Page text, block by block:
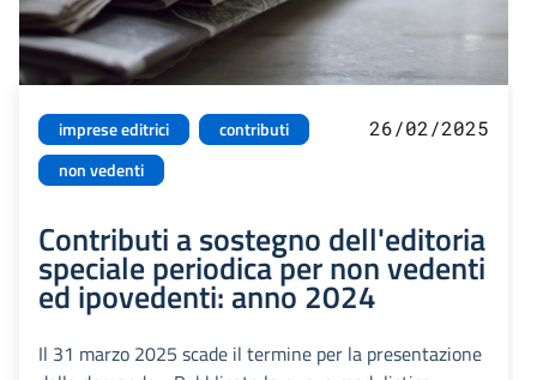
imprese editrici
contributi
non vedenti
26/02/2025
Contributi a sostegno dell'editoria
speciale periodica per non vedenti
ed ipovedenti: anno 2024
Il 31 marzo 2025 scade il termine per la presentazione